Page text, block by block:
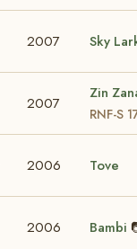
2007 Sky
2007
Zin
RNF-S
2006 Tove
2006 Bambi